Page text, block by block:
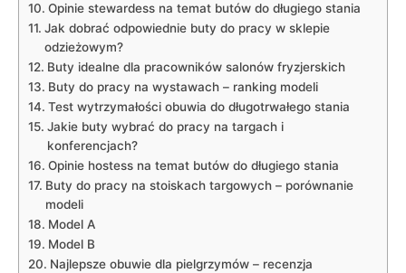
Opinie​ stewardess na⁣ temat butów do długiego stania
Jak dobrać ⁣odpowiednie buty do pracy w sklepie
odzieżowym?
Buty idealne dla pracowników salonów fryzjerskich
Buty do pracy na wystawach – ⁢ranking modeli
Test wytrzymałości obuwia​ do⁤ długotrwałego stania
Jakie buty wybrać do pracy ‌na targach i
konferencjach?
Opinie hostess na temat butów do długiego stania
Buty do ⁢pracy ‌na stoiskach ​targowych – porównanie
modeli
Model A
Model B
Najlepsze obuwie dla ‌pielgrzymów – recenzja